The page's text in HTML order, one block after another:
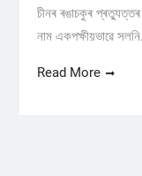
চীনৰ ৰঙাচকুৰ
নাম একপক্ষীয়ভাৱে
Read More